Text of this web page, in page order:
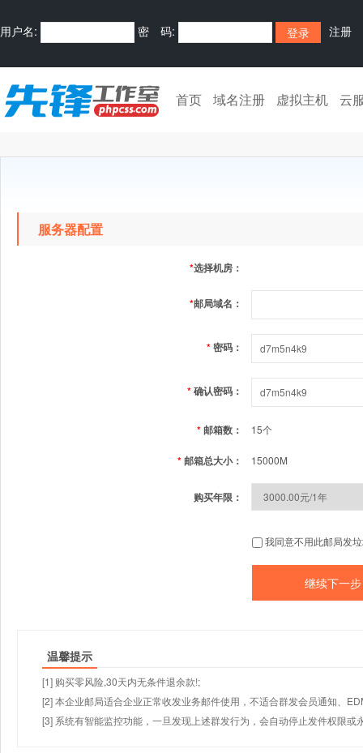
用户名: 密 码: 注册
首页 域名注册 虚拟主机 云
服务器配置
*选择机房：
*邮局域名：
*密码：
*确认密码：
*邮箱数： 15个
*邮箱总大小： 15000M
购买年限：
我同意不用此邮局发
温馨提示
[1] 购买零风险,30天内无条件退余款!;
[2] 本企业邮局适合企业正常收发业务邮件使用，不适合群发会员通知、
[3] 系统有智能监控功能，一旦发现上述群发行为，会自动停止发件权限或